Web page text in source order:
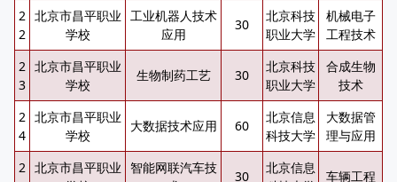
2
2
北京市昌平职业
学校
工业机器人技术
应用
30
北京科技
职业大学
机械电子
工程技术
2
3
北京市昌平职业
学校
生物制药工艺 30
北京科技
职业大学
合成生物
技术
2
4
北京市昌平职业
学校
大数据技术应用 60
北京信息
科技大学
大数据管
理与应用
2 北京市昌平职业 智能网联汽车技
30
北京信息
车辆工程